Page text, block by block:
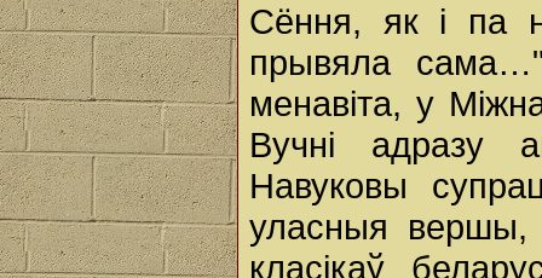
Сёння, як і па
прывяла
менавіта, у
Вучні адразу
Навуковы
уласныя вершы,
класікаў